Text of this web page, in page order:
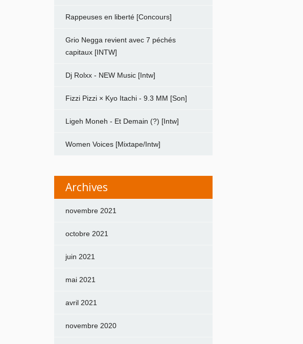
Rappeuses en liberté [Concours]
Grio Negga revient avec 7 péchés
capitaux [INTW]
Dj Rolxx - NEW Music [Intw]
Fizzi Pizzi × Kyo Itachi - 9.3 MM [Son]
Ligeh Moneh - Et Demain (?) [Intw]
Women Voices [Mixtape/Intw]
Archives
novembre 2021
octobre 2021
juin 2021
mai 2021
avril 2021
novembre 2020